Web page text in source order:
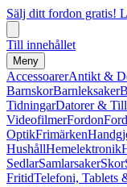
Sälj ditt fordon gratis!
Till innehållet
Meny
AccessoarerAntikt &
BarnskorBarnleksaker
TidningarDatorer &
VideofilmerFordon
OptikFrimärken
HushållHemelektronik
SedlarSamlarsakerSkor
FritidTelefoni, Tablets